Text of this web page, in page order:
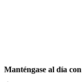
Manténgase al día